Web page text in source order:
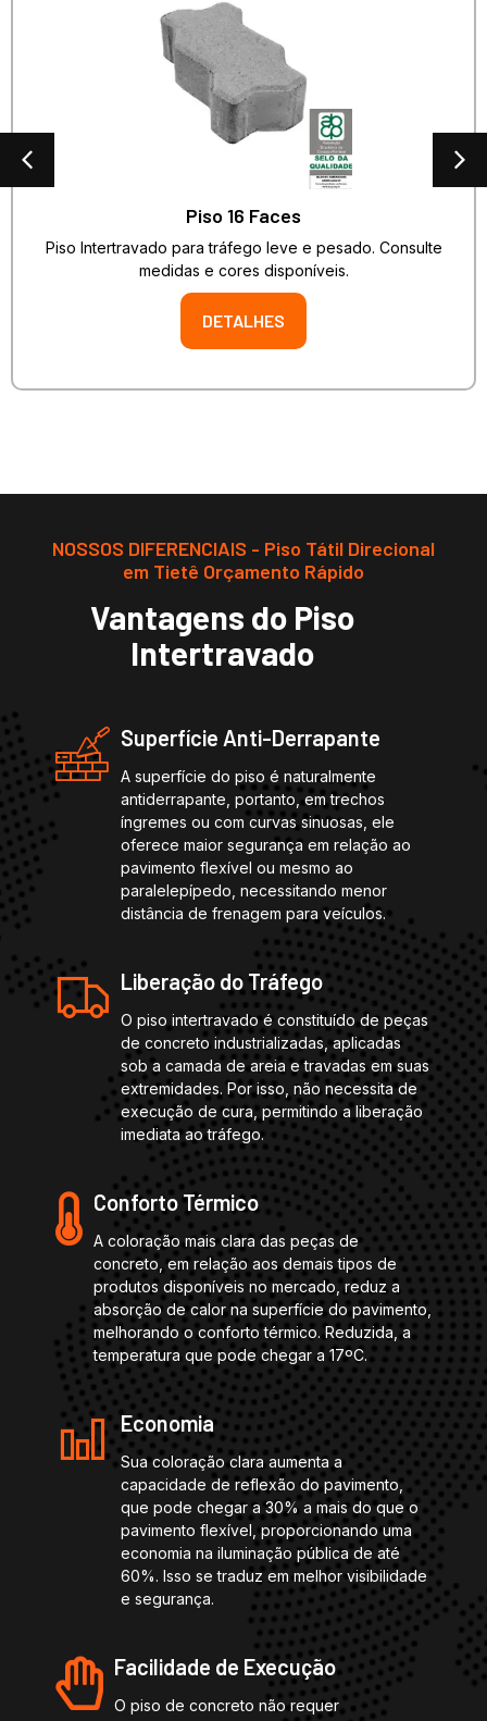
Piso 16 Faces
Piso Intertravado para tráfego leve e pesado. Consulte
medidas e cores disponíveis.
DETALHES
NOSSOS DIFERENCIAIS - Piso Tátil Direcional
em Tietê Orçamento Rápido
Vantagens do Piso
Intertravado
Superfície Anti-Derrapante
A superfície do piso é naturalmente
antiderrapante, portanto, em trechos
íngremes ou com curvas sinuosas, ele
oferece maior segurança em relação ao
pavimento flexível ou mesmo ao
paralelepípedo, necessitando menor
distância de frenagem para veículos.
Liberação do Tráfego
O piso intertravado é constituído de peças
de concreto industrializadas, aplicadas
sob a camada de areia e travadas em suas
extremidades. Por isso, não necessita de
execução de cura, permitindo a liberação
imediata ao tráfego.
Conforto Térmico
A coloração mais clara das peças de
concreto, em relação aos demais tipos de
produtos disponíveis no mercado, reduz a
absorção de calor na superfície do pavimento,
melhorando o conforto térmico. Reduzida, a
temperatura que pode chegar a 17ºC.
Economia
Sua coloração clara aumenta a
capacidade de reflexão do pavimento,
que pode chegar a 30% a mais do que o
pavimento flexível, proporcionando uma
economia na iluminação pública de até
60%. Isso se traduz em melhor visibilidade
e segurança.
Facilidade de Execução
O piso de concreto não requer